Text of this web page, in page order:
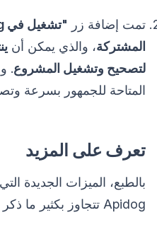
تمت إضافة زر "تشغيل في Apidog"
المشتركة، والذي يمكن أن
لتصحيح وتشغيل المشروع.
المتاحة للجمهور بسرعة
تعرف على المزيد
بالطبع، الميزات الجديدة
Apidog تتجاوز بكثير ما ذكر أعلاه: